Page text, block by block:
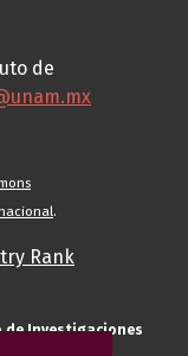
de
.
de Investigaciones